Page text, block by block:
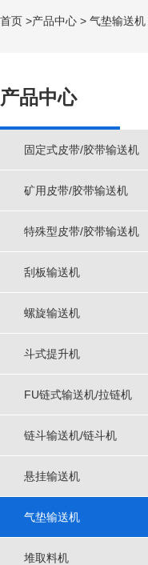
首页 >产品中心 > 气垫输送机
产品中心
固定式皮带/胶带输送机
矿用皮带/胶带输送机
特殊型皮带/胶带输送机
刮板输送机
螺旋输送机
斗式提升机
FU链式输送机/拉链机
链斗输送机/链斗机
悬挂输送机
气垫输送机
堆取料机